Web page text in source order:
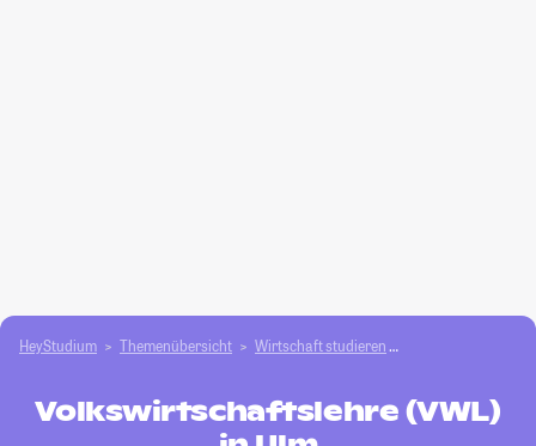
HeyStudium Themenübersicht Wirtschaft studieren
Volkswirtschaftslehre (VWL)